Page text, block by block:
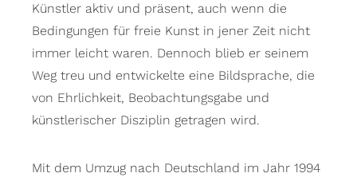
Künstler aktiv und präsent, auch wenn die
Bedingungen für freie Kunst in jener Zeit nicht
immer leicht waren. Dennoch blieb er seinem
Weg treu und entwickelte eine Bildsprache, die
von Ehrlichkeit, Beobachtungsgabe und
künstlerischer Disziplin getragen wird.
Mit dem Umzug nach Deutschland im Jahr 1994